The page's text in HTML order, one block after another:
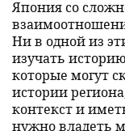
Япония со
Ни в одной из
изучать
которые могут
истории
контекст и
нужно владеть